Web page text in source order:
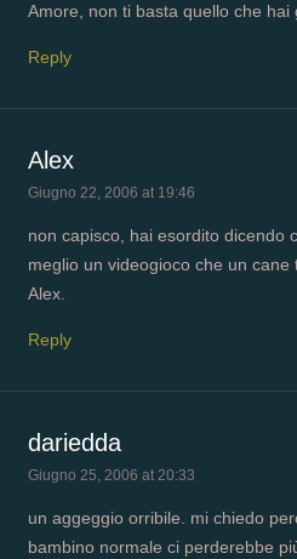
Amore, non ti basta quello che hai
Reply
Alex
Giugno 22, 2006 at 19:46
non capisco, hai esordito dicendo
meglio un videogioco che un
Alex.
Reply
dariedda
Giugno 25, 2006 at 20:33
un aggeggio orribile. mi chiedo
bambino normale ci perderebbe